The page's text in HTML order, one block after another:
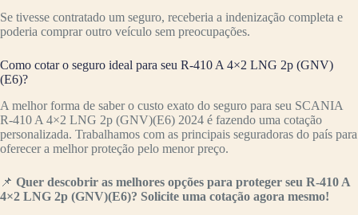
Se tivesse contratado um seguro, receberia a indenização completa e
poderia comprar outro veículo sem preocupações.
Como cotar o seguro ideal para seu R-410 A 4×2 LNG 2p (GNV)
(E6)?
A melhor forma de saber o custo exato do seguro para seu SCANIA
R-410 A 4×2 LNG 2p (GNV)(E6) 2024 é fazendo uma cotação
personalizada. Trabalhamos com as principais seguradoras do país para
oferecer a melhor proteção pelo menor preço.
📌 Quer descobrir as melhores opções para proteger seu R-410 A
4×2 LNG 2p (GNV)(E6)? Solicite uma cotação agora mesmo!